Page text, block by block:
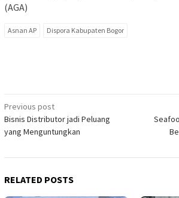
(AGA)
Asnan AP Dispora Kabupaten Bogor
Post
navigation
Previous post
Bisnis Distributor jadi Peluang
yang Menguntungkan
RELATED POSTS